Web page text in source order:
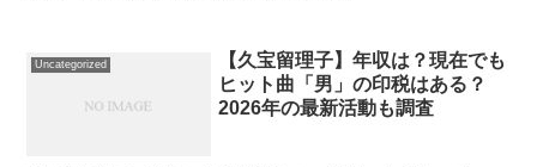
Uncategorized
【久宝留理子】年収は？現在でも
ヒット曲「男」の印税はある？
2026年の最新活動も調査